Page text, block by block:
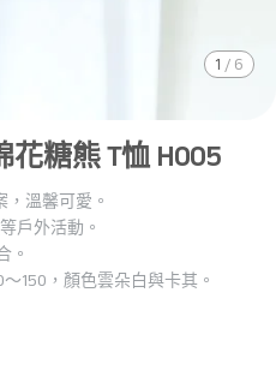
1 / 6
花糖熊 T恤 H005
，溫馨可愛。
戶外活動。
。
150，顏色雲朵白與卡其。